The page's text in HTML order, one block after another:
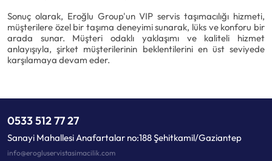
Sonuç olarak, Eroğlu Group'un VIP servis taşımacılığı hizmeti,
müşterilere özel bir taşıma deneyimi sunarak, lüks ve konforu bir
arada sunar. Müşteri odaklı yaklaşımı ve kaliteli hizmet
anlayışıyla, şirket müşterilerinin beklentilerini en üst seviyede
karşılamaya devam eder.
0533 512 77 27
Sanayi Mahallesi Anafartalar no:188 Şehitkamil/Gaziantep
info@erogluservistasimacilik.com